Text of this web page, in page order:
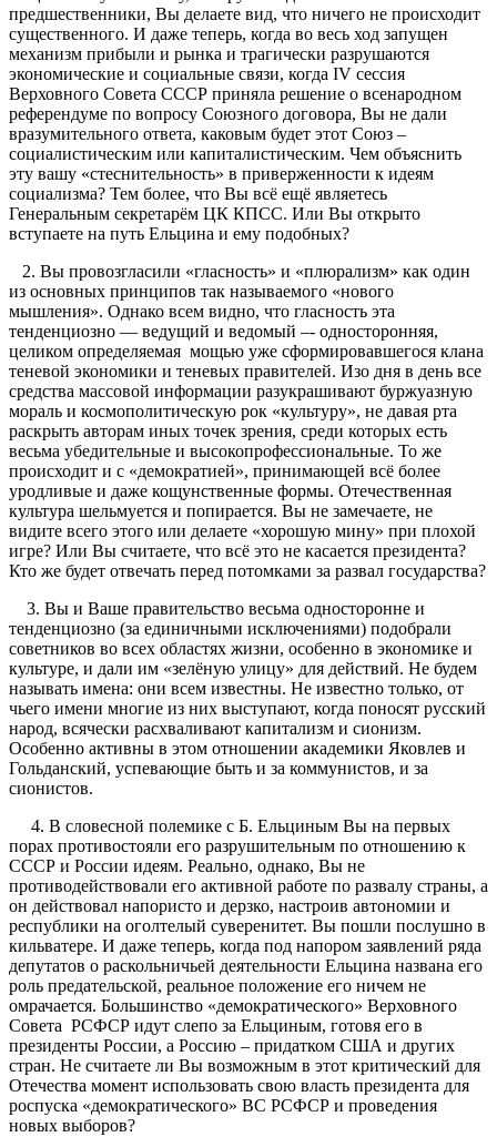
предшественники, Вы делаете вид, что ничего не происходит
существенного. И даже теперь, когда во весь ход запущен
механизм прибыли и рынка и трагически разрушаются
экономические и социальные связи, когда IV сессия
Верховного Совета СССР приняла решение о всенародном
референдуме по вопросу Союзного договора, Вы не дали
вразумительного ответа, каковым будет этот Союз –
социалистическим или капиталистическим. Чем объяснить
эту вашу «стеснительность» в приверженности к идеям
социализма? Тем более, что Вы всё ещё являетесь
Генеральным секретарём ЦК КПСС. Или Вы открыто
вступаете на путь Ельцина и ему подобных?
2. Вы провозгласили «гласность» и «плюрализм» как один
из основных принципов так называемого «нового
мышления». Однако всем видно, что гласность эта
тенденциозно — ведущий и ведомый –- односторонняя,
целиком определяемая мощью уже сформировавшегося клана
теневой экономики и теневых правителей. Изо дня в день все
средства массовой информации разукрашивают буржуазную
мораль и космополитическую рок «культуру», не давая рта
раскрыть авторам иных точек зрения, среди которых есть
весьма убедительные и высокопрофессиональные. То же
происходит и с «демократией», принимающей всё более
уродливые и даже кощунственные формы. Отечественная
культура шельмуется и попирается. Вы не замечаете, не
видите всего этого или делаете «хорошую мину» при плохой
игре? Или Вы считаете, что всё это не касается президента?
Кто же будет отвечать перед потомками за развал государства?
3. Вы и Ваше правительство весьма односторонне и
тенденциозно (за единичными исключениями) подобрали
советников во всех областях жизни, особенно в экономике и
культуре, и дали им «зелёную улицу» для действий. Не будем
называть имена: они всем известны. Не известно только, от
чьего имени многие из них выступают, когда поносят русский
народ, всячески расхваливают капитализм и сионизм.
Особенно активны в этом отношении академики Яковлев и
Гольданский, успевающие быть и за коммунистов, и за
сионистов.
4. В словесной полемике с Б. Ельциным Вы на первых
порах противостояли его разрушительным по отношению к
СССР и России идеям. Реально, однако, Вы не
противодействовали его активной работе по развалу страны, а
он действовал напористо и дерзко, настроив автономии и
республики на оголтелый суверенитет. Вы пошли послушно в
кильватере. И даже теперь, когда под напором заявлений ряда
депутатов о раскольничьей деятельности Ельцина названа его
роль предательской, реальное положение его ничем не
омрачается. Большинство «демократического» Верховного
Совета РСФСР идут слепо за Ельциным, готовя его в
президенты России, а Россию – придатком США и других
стран. Не считаете ли Вы возможным в этот критический для
Отечества момент использовать свою власть президента для
роспуска «демократического» ВС РСФСР и проведения
новых выборов?